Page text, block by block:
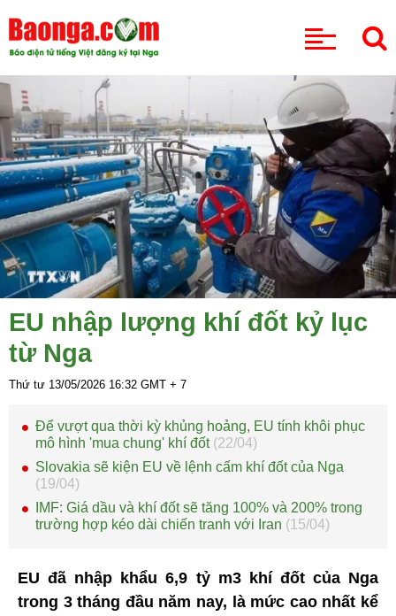
EU nhập lượng khí đốt kỷ lục
từ Nga
Thứ tư 13/05/2026 16:32 GMT + 7
Để vượt qua thời kỳ khủng hoảng, EU tính khôi phục
mô hình 'mua chung' khí đốt (22/04)
Slovakia sẽ kiện EU về lệnh cấm khí đốt của Nga
(19/04)
IMF: Giá dầu và khí đốt sẽ tăng 100% và 200% trong
trường hợp kéo dài chiến tranh với Iran (15/04)
EU đã nhập khẩu 6,9 tỷ m3 khí đốt của Nga
trong 3 tháng đầu năm nay, là mức cao nhất kể